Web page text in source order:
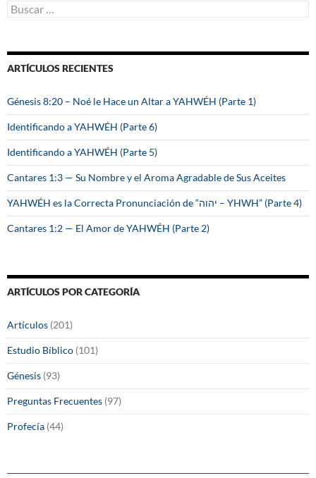
B
u
a
r
ARTÍCULOS RECIENTES
Génesis 8:20 – Noé le Hace un Altar a YAHWÉH (Parte 1)
Identificando a YAHWÉH (Parte 6)
Identificando a YAHWÉH (Parte 5)
Cantares 1:3 — Su Nombre y el Aroma Agradable de Sus Aceites
YAHWÉH es la Correcta Pronunciación de “יהוה – YHWH” (Parte 4)
Cantares 1:2 — El Amor de YAHWÉH (Parte 2)
ARTÍCULOS POR CATEGORÍA
Artículos (201)
Estudio Bíblico (101)
Génesis (93)
Preguntas Frecuentes (97)
Profecía (44)